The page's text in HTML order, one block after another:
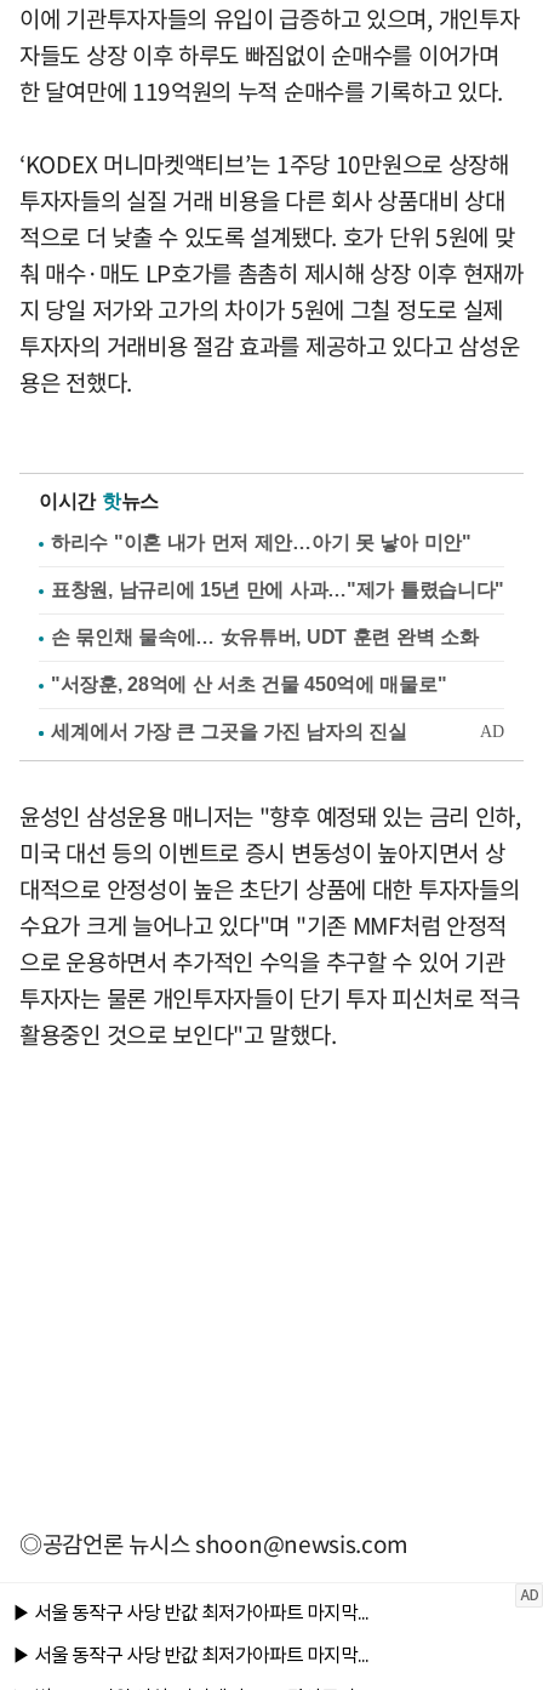
이에 기관투자자들의 유입이 급증하고 있으며, 개인투자
자들도 상장 이후 하루도 빠짐없이 순매수를 이어가며
한 달여만에 119억원의 누적 순매수를 기록하고 있다.
‘KODEX 머니마켓액티브’는 1주당 10만원으로 상장해
투자자들의 실질 거래 비용을 다른 회사 상품대비 상대
적으로 더 낮출 수 있도록 설계됐다. 호가 단위 5원에 맞
춰 매수·매도 LP호가를 촘촘히 제시해 상장 이후 현재까
지 당일 저가와 고가의 차이가 5원에 그칠 정도로 실제
투자자의 거래비용 절감 효과를 제공하고 있다고 삼성운
용은 전했다.
이시간 핫뉴스
하리수 "이혼 내가 먼저 제안…아기 못 낳아 미안"
표창원, 남규리에 15년 만에 사과…"제가 틀렸습니다"
손 묶인채 물속에… 女유튜버, UDT 훈련 완벽 소화
"서장훈, 28억에 산 서초 건물 450억에 매물로"
윤성인 삼성운용 매니저는 "향후 예정돼 있는 금리 인하,
미국 대선 등의 이벤트로 증시 변동성이 높아지면서 상
대적으로 안정성이 높은 초단기 상품에 대한 투자자들의
수요가 크게 늘어나고 있다"며 "기존 MMF처럼 안정적
으로 운용하면서 추가적인 수익을 추구할 수 있어 기관
투자자는 물론 개인투자자들이 단기 투자 피신처로 적극
활용중인 것으로 보인다"고 말했다.
◎공감언론 뉴시스shoon@newsis.com